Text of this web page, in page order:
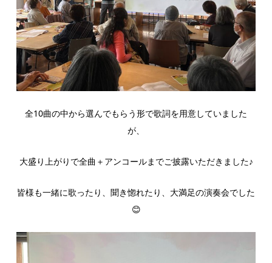
全10曲の中から選んでもらう形で歌詞を用意していました
が、
大盛り上がりで全曲＋アンコールまでご披露いただきました♪
皆様も一緒に歌ったり、聞き惚れたり、大満足の演奏会でした
😊